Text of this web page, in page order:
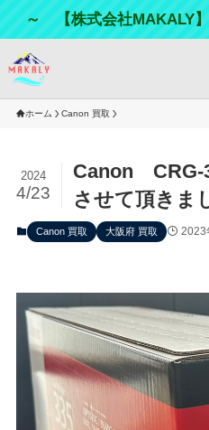
～ 【株式会社MAKALY
ホーム Canon 買取
Canon CRG-
させて頂きま
2024
4/23
Canon 買取 大阪府 買取 2023